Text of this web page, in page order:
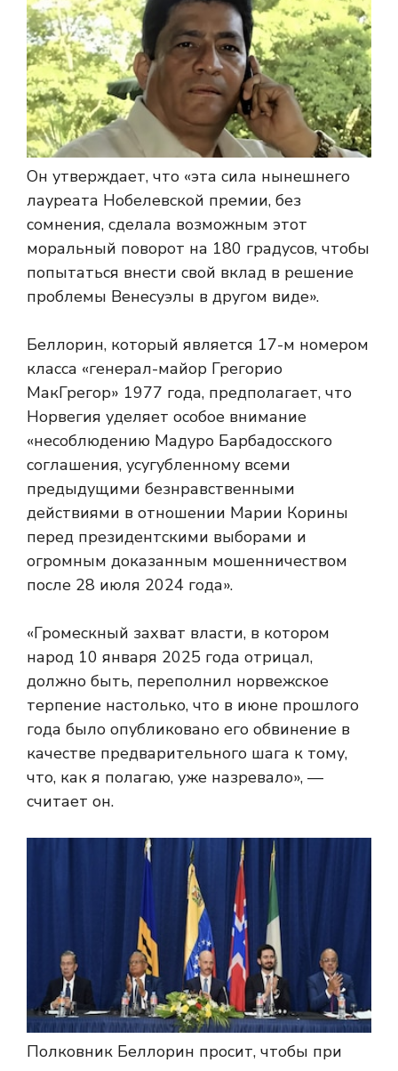
Он утверждает, что «эта сила нынешнего
лауреата Нобелевской премии, без
сомнения, сделала возможным этот
моральный поворот на 180 градусов, чтобы
попытаться внести свой вклад в решение
проблемы Венесуэлы в другом виде».
Беллорин, который является 17-м номером
класса «генерал-майор Грегорио
МакГрегор» 1977 года, предполагает, что
Норвегия уделяет особое внимание
«несоблюдению Мадуро Барбадосского
соглашения, усугубленному всеми
предыдущими безнравственными
действиями в отношении Марии Корины
перед президентскими выборами и
огромным доказанным мошенничеством
после 28 июля 2024 года».
«Громескный захват власти, в котором
народ 10 января 2025 года отрицал,
должно быть, переполнил норвежское
терпение настолько, что в июне прошлого
года было опубликовано его обвинение в
качестве предварительного шага к тому,
что, как я полагаю, уже назревало», —
считает он.
Полковник Беллорин просит, чтобы при